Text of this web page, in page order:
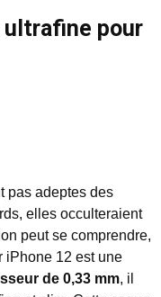
ultrafine pour
pas adeptes des
elles occulteraient
peut se comprendre,
iPhone 12 est une
de 0,33 mm, il